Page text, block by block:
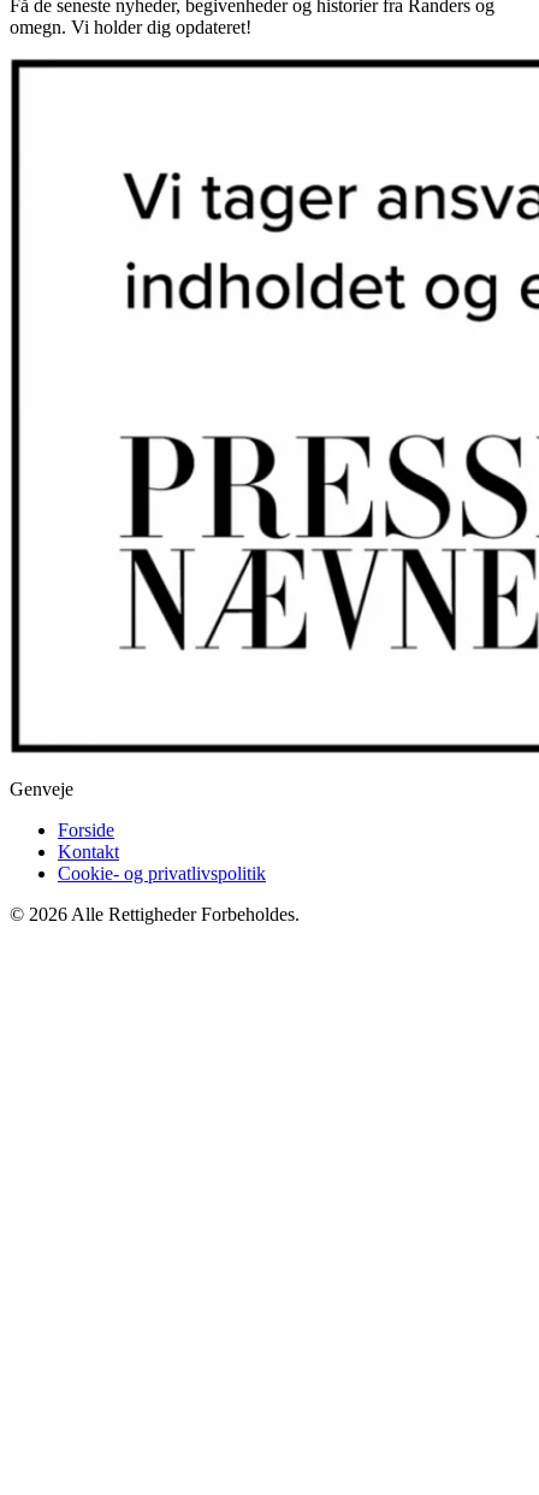
Få de seneste nyheder, begivenheder og historier fra Randers og
omegn. Vi holder dig opdateret!
Genveje
Forside
Kontakt
Cookie- og privatlivspolitik
© 2026 Alle Rettigheder Forbeholdes.